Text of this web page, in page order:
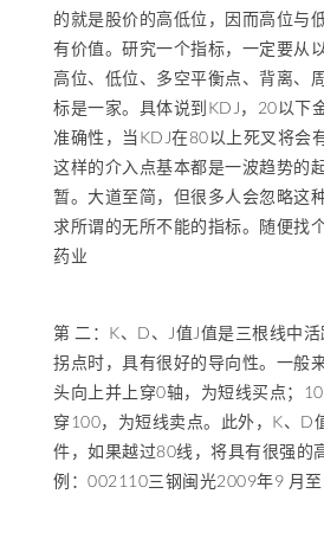
的就是股价的高低位，因而高位与
有价值。研究一个指标，一定要从
高位、低位、多空平衡点、背离、
标是一家。具体说到KDJ，20以下
准确性，当KDJ在80以上死叉将会
这样的介入点基本都是一波趋势的
暂。大道至简，但很多人会忽略这
求所谓的无所不能的指标。随便找
药业
第 二：K、D、J值J值是三根线中
拐点时，具有很好的导向性。一般
头向上并上穿0轴，为短线买点；
穿100，为短线卖点。此外，K、D
件，如果越过80线，将具有很强的
例：002110三钢闽光2009年9 月